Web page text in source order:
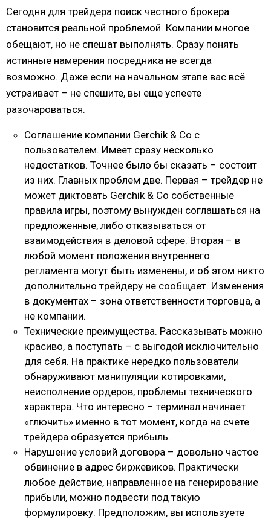
Сегодня для трейдера поиск честного брокера
становится реальной проблемой. Компании многое
обещают, но не спешат выполнять. Сразу понять
истинные намерения посредника не всегда
возможно. Даже если на начальном этапе вас всё
устраивает – не спешите, вы еще успеете
разочароваться.
Соглашение компании Gerchik & Co с
пользователем. Имеет сразу несколько
недостатков. Точнее было бы сказать – состоит
из них. Главных проблем две. Первая – трейдер не
может диктовать Gerchik & Co собственные
правила игры, поэтому вынужден соглашаться на
предложенные, либо отказываться от
взаимодействия в деловой сфере. Вторая – в
любой момент положения внутреннего
регламента могут быть изменены, и об этом никто
дополнительно трейдеру не сообщает. Изменения
в документах – зона ответственности торговца, а
не компании.
Технические преимущества. Рассказывать можно
красиво, а поступать – с выгодой исключительно
для себя. На практике нередко пользователи
обнаруживают манипуляции котировками,
неисполнение ордеров, проблемы технического
характера. Что интересно – терминал начинает
«глючить» именно в тот момент, когда на счете
трейдера образуется прибыль.
Нарушение условий договора – довольно частое
обвинение в адрес биржевиков. Практически
любое действие, направленное на генерирование
прибыли, можно подвести под такую
формулировку. Предположим, вы используете